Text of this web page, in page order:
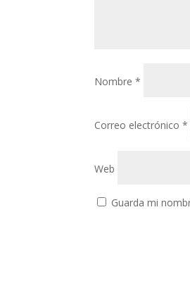
Nombre*
Correo electrónico*
Web
Guarda mi